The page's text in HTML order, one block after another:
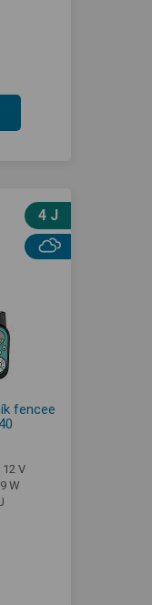
4 J
fencee
V
W